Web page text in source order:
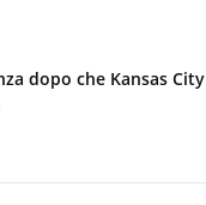
dopo che Kansas City